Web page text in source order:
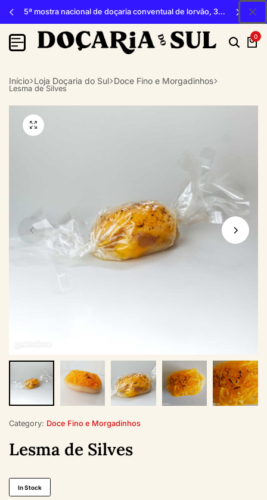
5ª mostra nacional de doçaria conventual de lorvão, 3, 4 e 5 de outubro 2026, penacova
0
Início Loja Doçaria do Sul Doce Fino e Morgadinhos
Lesma de Silves
Category: Doce Fino e Morgadinhos
Lesma de Silves
In Stock